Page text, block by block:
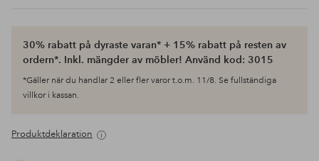
30% rabatt på dyraste varan* + 15% rabatt på resten av
ordern*. Inkl. mängder av möbler! Använd kod: 3015
*Gäller när du handlar 2 eller fler varor t.o.m. 11/8. Se fullständiga
villkor i kassan.
Produktdeklaration